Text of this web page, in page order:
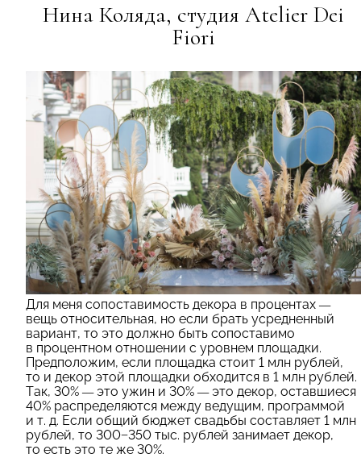
Нина Коляда, cтудия Atelier Dei
Fiori
Для меня сопоставимость декора в процентах —
вещь относительная, но если брать усредненный
вариант, то это должно быть сопоставимо
в процентном отношении с уровнем площадки.
Предположим, если площадка стоит 1 млн рублей,
то и декор этой площадки обходится в 1 млн рублей.
Так, 30% —это ужин и 30% —это декор, оставшиеся
40% распределяются между ведущим, программой
и т. д. Если общий бюджет свадьбы составляет 1 млн
рублей, то 300−350 тыс. рублей занимает декор,
то есть это те же 30%.